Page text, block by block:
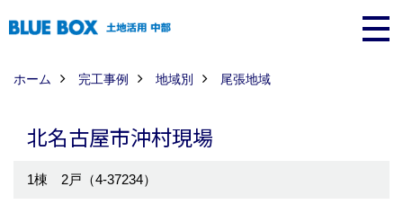
ホーム 完工事例 地域別 尾張地域
北名古屋市沖村現場
1棟 2戸（4-37234）